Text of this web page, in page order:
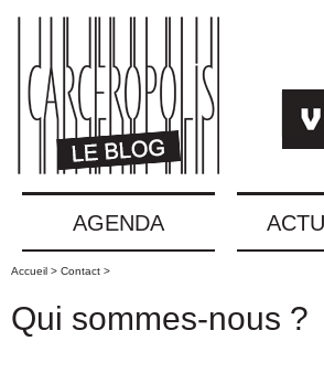
AGENDA
Accueil > Contact >
Qui sommes-nous ?